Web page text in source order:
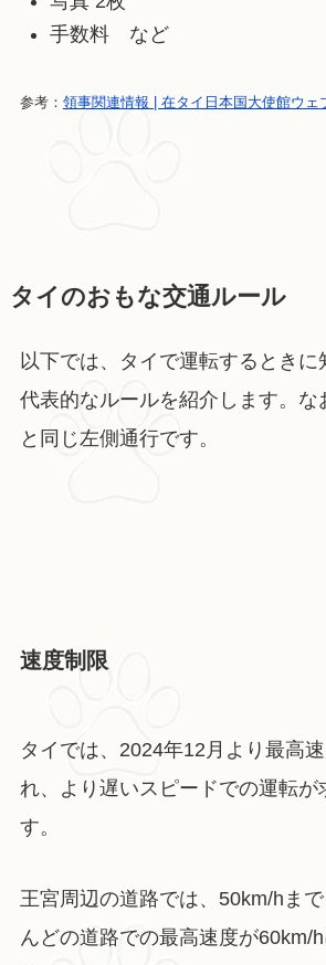
手数料 など
参考： 領事関連情報 | 在タイ日本国大使館ウェ
タイのおもな交通ルール
以下では、タイで運転するときに
代表的なルールを紹介します。な
と同じ左側通行です。
速度制限
タイでは、2024年12月より最高
れ、より遅いスピードでの運転が
す。
王宮周辺の道路では、50km/hま
んどの道路での最高速度が60km/